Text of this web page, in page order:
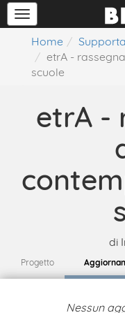
Home Supporta
etrA -
scuole
etrA -
di
Progetto
Nessun